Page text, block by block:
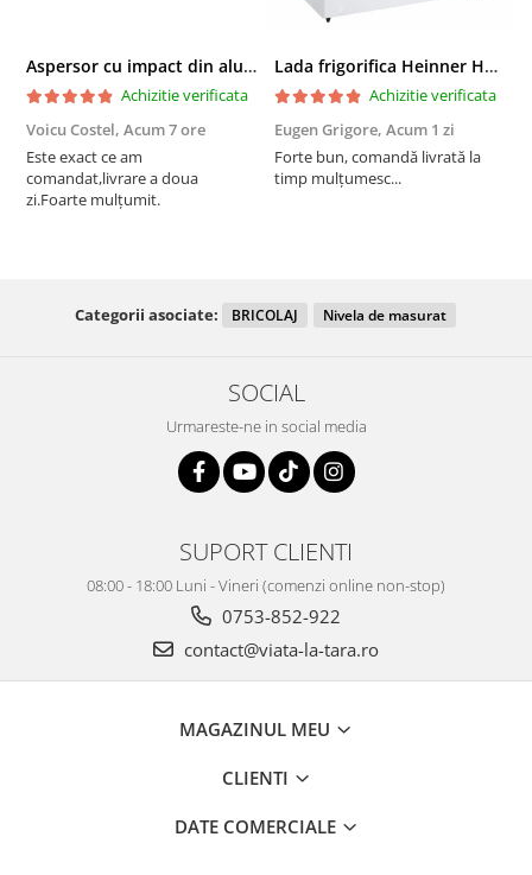
Aspersor cu impact din aluminiu cu FI, Presiune (bar)1.5-5, Diametru de aspersie (m)32-58
Achizitie verificata
Voicu Costel, Acum 7 ore
Este exact ce am
comandat,livrare a doua
zi.Foarte mulțumit.
Lada frigorifica Heinner HCF-287CNHE++, 287 l, Clasa E, Compresor inverter, Iluminare LED, Functionalitate frigider, Alb
Achizitie verificata
Eugen Grigore, Acum 1 zi
Forte bun, comandă livrată la
timp mulțumesc...
Categorii asociate: BRICOLAJ Nivela de masurat
SOCIAL
Urmareste-ne in social media
SUPORT CLIENTI
08:00 - 18:00 Luni - Vineri (comenzi online non-stop)
0753-852-922
contact@viata-la-tara.ro
MAGAZINUL MEU
CLIENTI
DATE COMERCIALE